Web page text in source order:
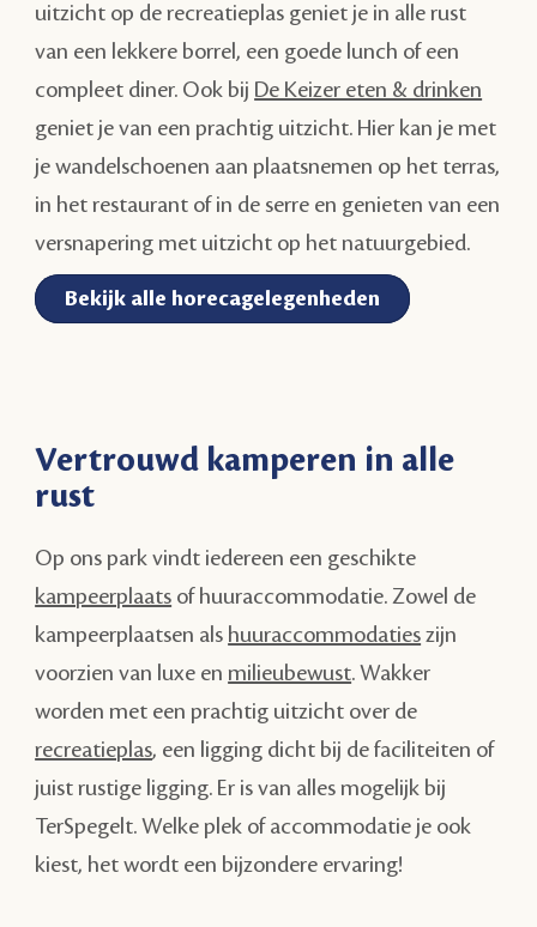
uitzicht op de recreatieplas geniet je in alle rust
van een lekkere borrel, een goede lunch of een
compleet diner. Ook bij De Keizer eten & drinken
geniet je van een prachtig uitzicht. Hier kan je met
je wandelschoenen aan plaatsnemen op het terras,
in het restaurant of in de serre en genieten van een
versnapering met uitzicht op het natuurgebied.
Bekijk alle horecagelegenheden
Vertrouwd kamperen in alle
rust
Op ons park vindt iedereen een geschikte
kampeerplaats of huuraccommodatie. Zowel de
kampeerplaatsen als huuraccommodaties zijn
voorzien van luxe en milieubewust. Wakker
worden met een prachtig uitzicht over de
recreatieplas, een ligging dicht bij de faciliteiten of
juist rustige ligging. Er is van alles mogelijk bij
TerSpegelt. Welke plek of accommodatie je ook
kiest, het wordt een bijzondere ervaring!